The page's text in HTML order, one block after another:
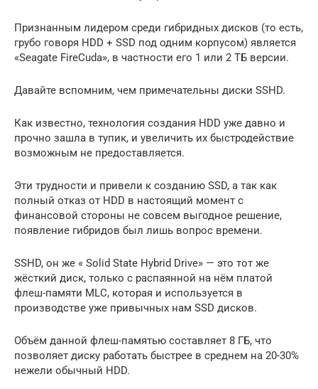
Признанным лидером среди гибридных дисков (то есть,
грубо говоря HDD + SSD под одним корпусом) является
«Seagate FireCuda», в частности его 1 или 2 ТБ версии.
Давайте вспомним, чем примечательны диски SSHD.
Как известно, технология создания HDD уже давно и
прочно зашла в тупик, и увеличить их быстродействие
возможным не предоставляется.
Эти трудности и привели к созданию SSD, а так как
полный отказ от HDD в настоящий момент с
финансовой стороны не совсем выгодное решение,
появление гибридов был лишь вопрос времени.
SSHD, он же « Solid State Hybrid Drive» — это тот же
жёсткий диск, только с распаянной на нём платой
флеш-памяти MLC, которая и используется в
производстве уже привычных нам SSD дисков.
Объём данной флеш-памятью составляет 8 ГБ, что
позволяет диску работать быстрее в среднем на 20-30%
нежели обычный HDD.